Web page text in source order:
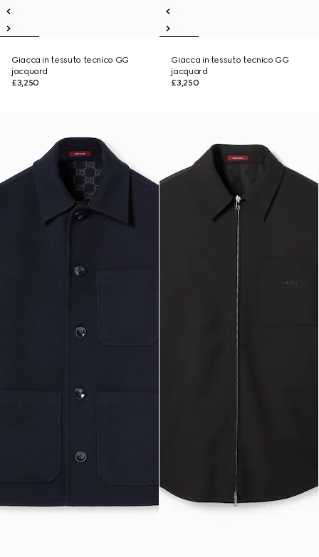
Giacca in tessuto tecnico GG
jacquard
£3,250
Giacca in tessuto tecnico GG
jacquard
£3,250